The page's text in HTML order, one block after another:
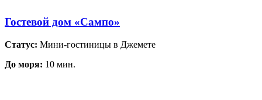
Гостевой дом «Сампо»
Статус: Мини-гостиницы в Джемете
До моря: 10 мин.